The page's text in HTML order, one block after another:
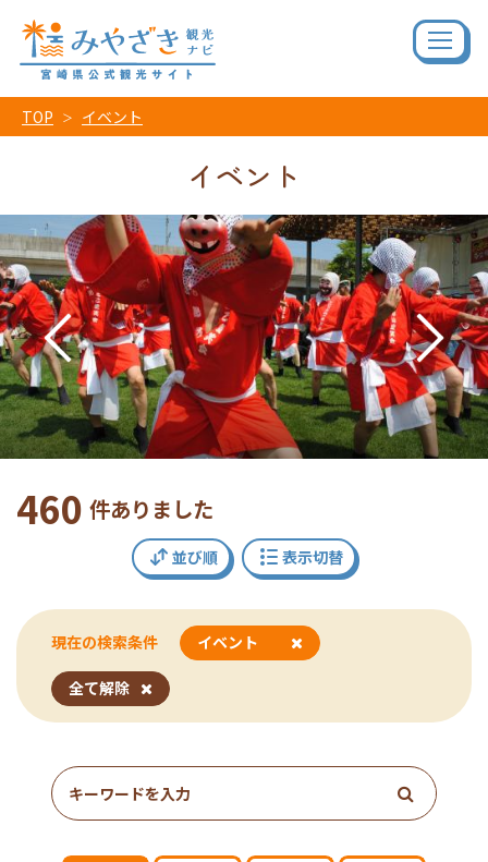
TOP イベント
イベント
460 件ありました
並び順 表示切替
現在の検索条件 イベント
全て解除
た
条
件